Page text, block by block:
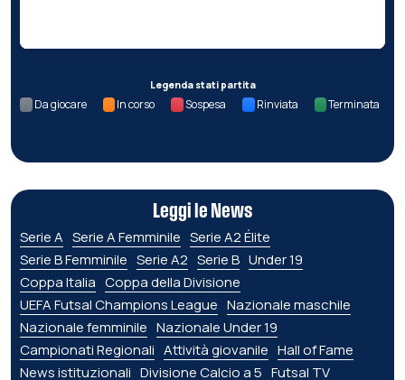
Legenda stati partita
Da giocare In corso Sospesa Rinviata Terminata
Leggi le News
Serie A Serie A Femminile Serie A2 Élite
Serie B Femminile Serie A2 Serie B Under 19
Coppa Italia Coppa della Divisione
UEFA Futsal Champions League Nazionale maschile
Nazionale femminile Nazionale Under 19
Campionati Regionali Attività giovanile Hall of Fame
News istituzionali Divisione Calcio a 5 Futsal TV